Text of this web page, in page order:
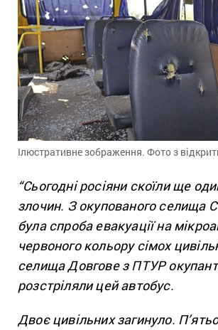
Ілюстративне зображення. Фото з
“Сьогодні росіяни скоїли ще
злочин. З окупованого селища
була спроба евакуації на
червоного кольору сімох
селища Довгове з ПТУР
розстріляли цей автобус.
Двоє цивільних загинуло.